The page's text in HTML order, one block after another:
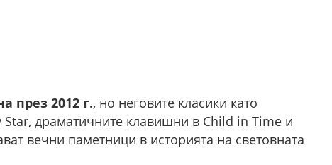
през 2012 г., но неговите класики като
драматичните клавишни в Child in Time и
вечни паметници в историята на световната